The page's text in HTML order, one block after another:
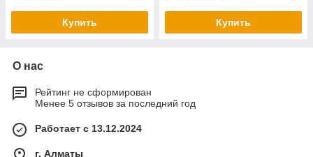
Купить Купить
О нас
Рейтинг не сформирован
Менее 5 отзывов за последний год
Работает с 13.12.2024
г. Алматы